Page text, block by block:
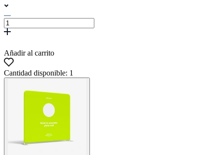
Añadir al carrito
Cantidad disponible: 1